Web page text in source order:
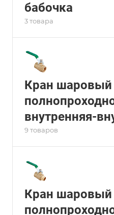
бабочка
3 товара
Кран шаровый
внутренняя-
9 товаров
Кран шаровый